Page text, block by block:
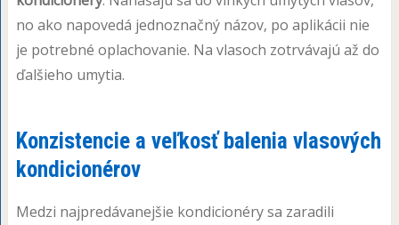
no ako napovedá jednoznačný názov, po aplikácii nie
je potrebné oplachovanie. Na vlasoch zotrvávajú až do
ďalšieho umytia.
Konzistencie a veľkosť balenia vlasových
kondicionérov
Medzi najpredávanejšie kondicionéry sa zaradili